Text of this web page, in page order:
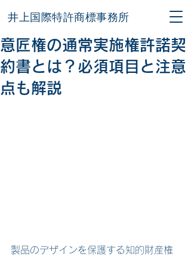
井上国際特許商標事務所
意匠権の通常実施権許諾契
約書とは？必須項目と注意
点も解説
製品のデザインを保護する知的財産権